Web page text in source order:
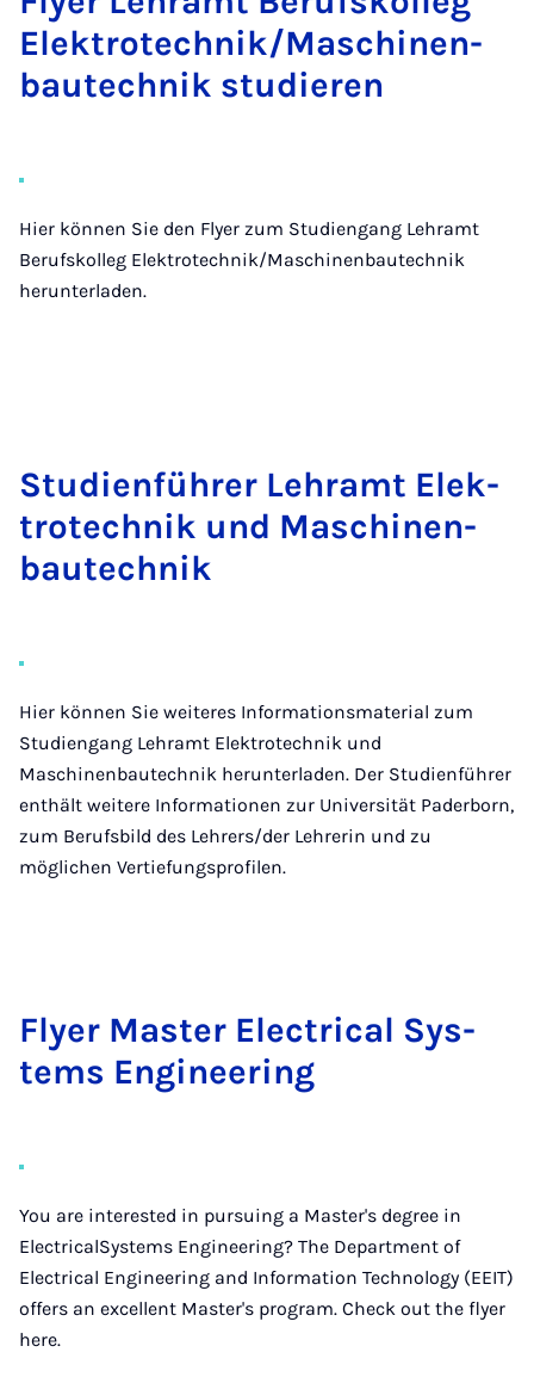
Elek­tro­tech­nik/Ma­schi­nen­
bau­tech­nik stu­die­ren
Hier können Sie den Flyer zum Studiengang Lehramt
Berufskolleg Elektrotechnik/Maschinenbautechnik
herunterladen.
Stu­di­en­füh­rer Lehr­amt Elek­
tro­tech­nik und Ma­schi­nen­
bau­tech­nik
Hier können Sie weiteres Informationsmaterial zum
Studiengang Lehramt Elektrotechnik und
Maschinenbautechnik herunterladen. Der Studienführer
enthält weitere Informationen zur Universität Paderborn,
zum Berufsbild des Lehrers/der Lehrerin und zu
möglichen Vertiefungsprofilen.
Flyer Mas­ter Elec­tri­cal Sys­
tems En­gi­nee­ring
You are interested in pursuing a Master's degree in
ElectricalSystems Engineering? The Department of
Electrical Engineering and Information Technology (EEIT)
offers an excellent Master's program. Check out the flyer
here.